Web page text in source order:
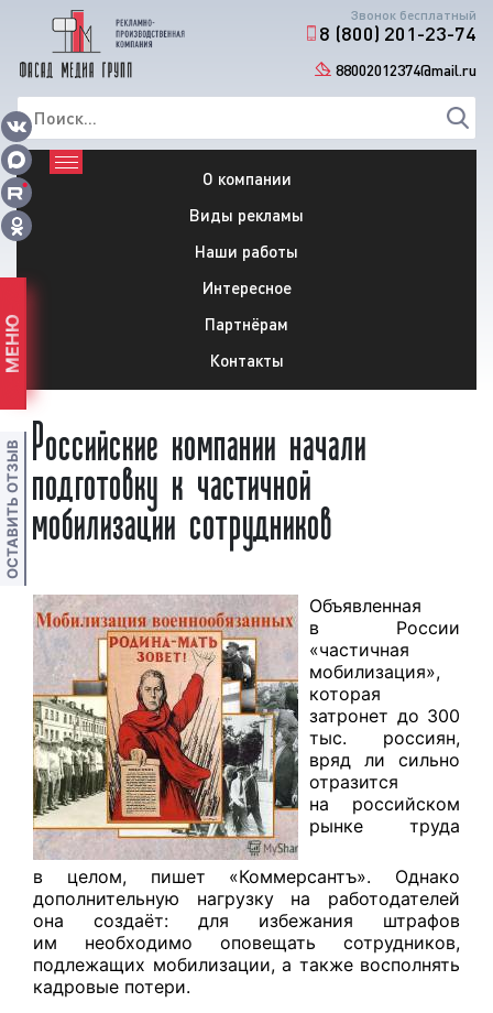
Звонок бесплатный
8 (800) 201-23-74
88002012374@mail.ru
О компании
Виды рекламы
Наши работы
Интересное
Партнёрам
Контакты
Российские компании начали
подготовку к частичной
мобилизации сотрудников
Объявленная
в России
«частичная
мобилизация»,
которая
затронет до 300
тыс. россиян,
вряд ли сильно
отразится
на российском
рынке труда
в целом, пишет «Коммерсантъ». Однако
дополнительную нагрузку на работодателей
она создаёт: для избежания штрафов
им необходимо оповещать сотрудников,
подлежащих мобилизации, а также восполнять
кадровые потери.
МЕНЮ
ОСТАВИТЬ ОТЗЫВ